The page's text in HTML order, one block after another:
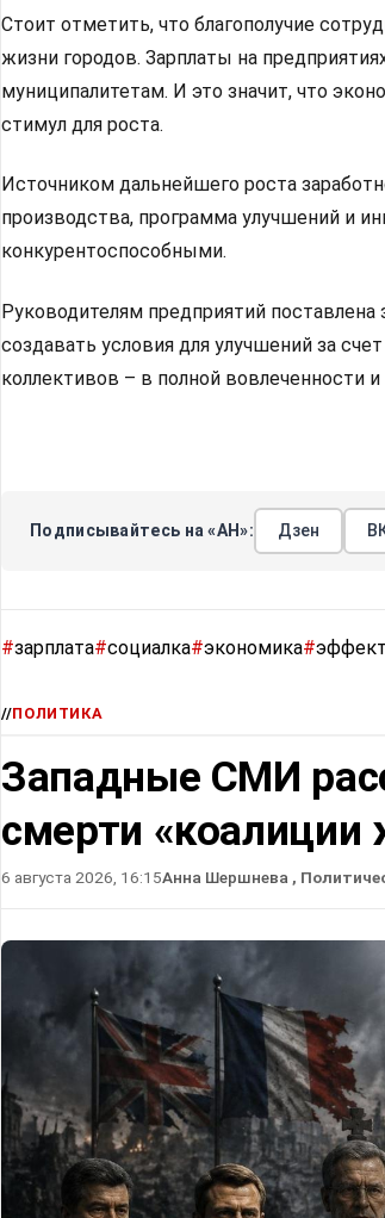
Стоит отметить, что благополучие
жизни городов. Зарплаты на
муниципалитетам. И это значит, что
стимул для роста.
Источником дальнейшего роста
производства, программа улучшений и
конкурентоспособными.
Руководителям предприятий
создавать условия для улучшений за
коллективов – в полной вовлеченности
Подписывайтесь на «АН»: Дзен
#зарплата#социалка#экономика#
//ПОЛИТИКА
Западные СМИ
смерти
6 августа 2026, 16:15Анна Шершнева ,